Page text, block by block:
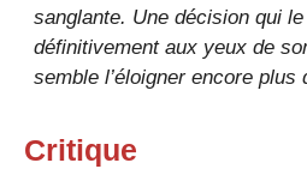
sanglante. Une décision qui
définitivement aux yeux de
semble l’éloigner encore plus
Critique